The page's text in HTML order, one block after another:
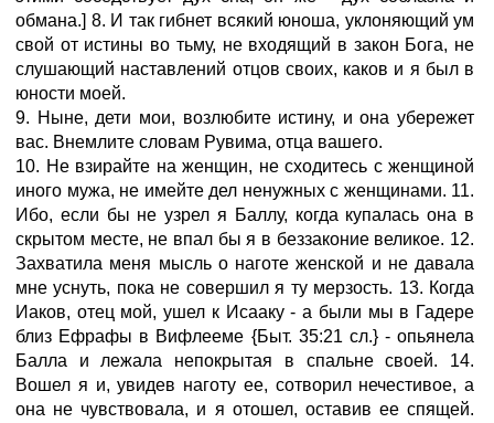
обмана.] 8. И так гибнет всякий юноша, уклоняющий ум
свой от истины во тьму, не входящий в закон Бога, не
слушающий наставлений отцов своих, каков и я был в
юности моей.
9. Ныне, дети мои, возлюбите истину, и она убережет
вас. Внемлите словам Рувима, отца вашего.
10. Не взирайте на женщин, не сходитесь с женщиной
иного мужа, не имейте дел ненужных с женщинами. 11.
Ибо, если бы не узрел я Баллу, когда купалась она в
скрытом месте, не впал бы я в беззаконие великое. 12.
Захватила меня мысль о наготе женской и не давала
мне уснуть, пока не совершил я ту мерзость. 13. Когда
Иаков, отец мой, ушел к Исааку - а были мы в Гадере
близ Ефрафы в Вифлееме {Быт. 35:21 сл.} - опьянела
Балла и лежала непокрытая в спальне своей. 14.
Вошел я и, увидев наготу ее, сотворил нечестивое, а
она не чувствовала, и я отошел, оставив ее спящей.